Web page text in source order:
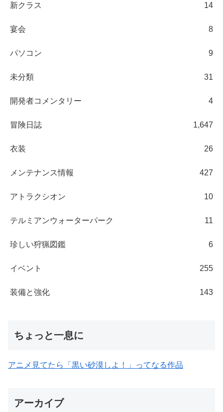
新クラス 14
宴会 8
パソコン 9
未分類 31
開発者コメンタリー 4
冒険日誌 1,647
衣装 26
メンテナンス情報 427
アトラクシオン 10
テルミアンウォーターパーク 11
珍しい狩猟図鑑 6
イベント 255
装備と強化 143
ちょっと一息に
アニメ見てたら「黒い砂漠しよ！」ってなる作品
アーカイブ